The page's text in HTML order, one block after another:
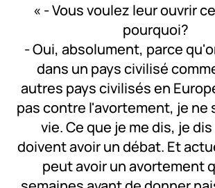
« - Vous voulez leur ouvrir
pourquoi?
- Oui, absolument, parce
dans un pays civilisé
autres pays civilisés en
pas contre l'avortement, je ne
vie. Ce que je me dis, je
doivent avoir un débat. Et
peut avoir un avortement